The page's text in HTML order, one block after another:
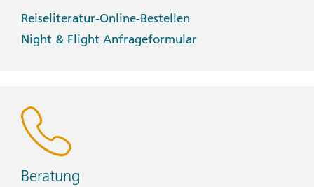
Reiseliteratur-Online-Bestellen
Night & Flight Anfrageformular
Beratung